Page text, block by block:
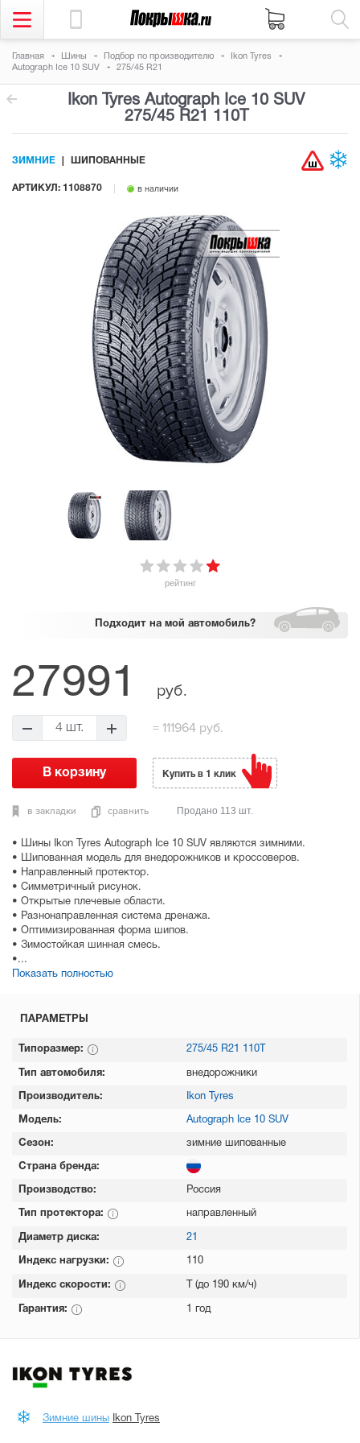
Главная Шины Подбор по производителю
Ikon Tyres
Autograph Ice 10 SUV
275/45 R21
Ikon Tyres Autograph Ice 10 SUV
275/45 R21 110T
рейтинг
АРТИКУЛ: 1108870 в наличии
ЗИМНИЕ ШИПОВАННЫЕ
Подходит на мой автомобиль?
• Шины Ikon Tyres Autograph Ice 10 SUV являются зимними.
• Шипованная модель для внедорожников и кроссоверов.
• Направленный протектор.
• Симметричный рисунок.
• Открытые плечевые области.
• Разнонаправленная система дренажа.
• Оптимизированная форма шипов.
• Зимостойкая шинная смесь.
•...
Показать полностью
27991 руб.
4 шт. = 111964 руб.
в закладки сравнить
Купить в 1 клик
Продано 113 шт.
ПАРАМЕТРЫ
Типоразмер: 275/45 R21 110T
Тип автомобиля: внедорожники
Производитель: Ikon Tyres
Модель: Autograph Ice 10 SUV
Сезон: зимние шипованные
Страна бренда:
Производство: Россия
Тип протектора: направленный
Диаметр диска: 21
Индекс нагрузки: 110
Индекс скорости: T (до 190 км/ч)
Гарантия: 1 год
Зимние шины Ikon Tyres